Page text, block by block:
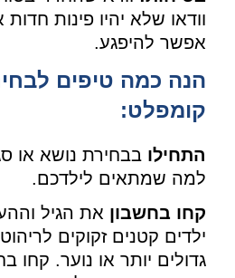
וודאו שלא יהיו פינות
אפשר להיפגע.
הנה כמה טיפים
קומפלט:
התחילו בבחירת נושא או
למה שמתאים לילדכם.
קחו בחשבון את הגיל
ילדים קטנים זקוקים
גדולים יותר או נוער. קחו